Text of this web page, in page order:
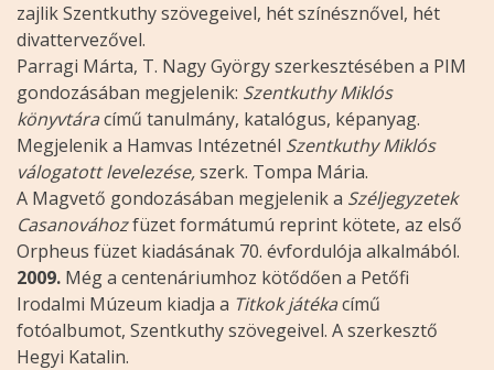
zajlik Szentkuthy szövegeivel, hét színésznővel, hét
divattervezővel.
Parragi Márta, T. Nagy György szerkesztésében a PIM
gondozásában megjelenik: Szentkuthy Miklós
könyvtáracímű tanulmány, katalógus, képanyag.
Megjelenik a Hamvas Intézetnél Szentkuthy Miklós
válogatott levelezése,szerk. Tompa Mária.
A Magvető gondozásában megjelenik a Széljegyzetek
Casanováhozfüzet formátumú reprint kötete, az első
Orpheus füzet kiadásának 70. évfordulója alkalmából.
2009. Még a centenáriumhoz kötődően a Petőfi
Irodalmi Múzeum kiadja a Titkok játékacímű
fotóalbumot, Szentkuthy szövegeivel. A szerkesztő
Hegyi Katalin.